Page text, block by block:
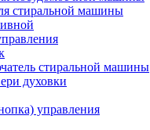
стиральной машины
стиральной машины
духовки
управления